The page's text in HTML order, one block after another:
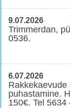
9.07.2026
Trimmerdan,
0536.
6.07.2026
Rakkekaevude
puhastamine.
150€. Tel 5634